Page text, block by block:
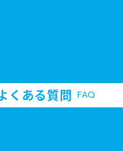
くある質問 FAQ